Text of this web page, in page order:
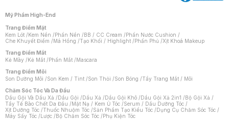
Mỹ Phẩm High-End
Trang Điểm Mặt
Kem Lót /Kem Nền /Phấn Nền /BB / CC Cream /Phấn Nước Cushion /
Che Khuyết Điểm /Má Hồng /Tạo Khối / Highlight /Phấn Phủ /Xịt Khoá Makeup
Trang Điểm Mắt
Kẻ Mày /Kẻ Mắt /Phấn Mắt /Mascara
Trang Điểm Môi
Son Dưỡng Môi /Son Kem / Tint /Son Thỏi /Son Bóng /Tẩy Trang Mắt / Môi
Chăm Sóc Tóc Và Da Đầu
Dầu Gội Và Dầu Xả /Dầu Gội /Dầu Xả /Dầu Gội Khô /Dầu Gội Xả 2in1 /Bộ Gội Xả /
Tẩy Tế Bào Chết Da Đầu /Mặt Nạ / Kem Ủ Tóc /Serum / Dầu Dưỡng Tóc /
Xịt Dưỡng Tóc /Thuốc Nhuộm Tóc /Sản Phẩm Tạo Kiểu Tóc /Dụng Cụ Chăm Sóc Tóc /
Máy Sấy Tóc /Lược /Bộ Chăm Sóc Tóc /Phụ Kiện Tóc